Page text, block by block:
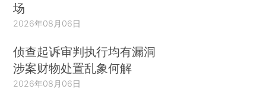
场
2026年08月06日
侦查起诉审判执行均有漏洞
涉案财物处置乱象何解
2026年08月06日